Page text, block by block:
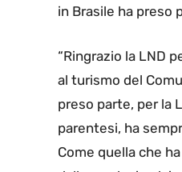
in Brasile ha preso
“Ringrazio la LND
al turismo del
preso parte, per la
parentesi, ha
Come quella che